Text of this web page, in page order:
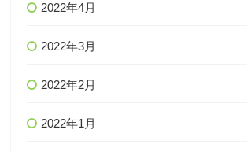
2022年4月
2022年3月
2022年2月
2022年1月